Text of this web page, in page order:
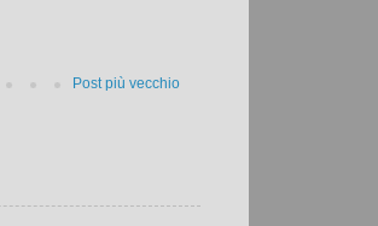
Post più vecchio